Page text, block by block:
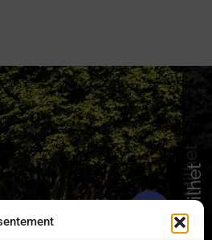
sociaux !